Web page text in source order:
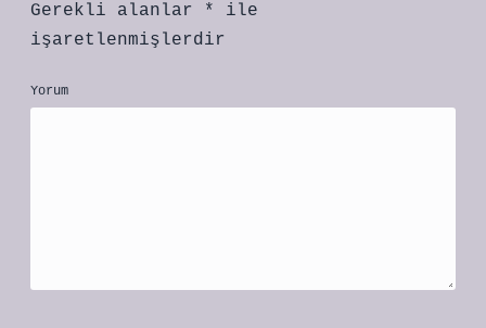
Gerekli alanlar
*
ile
işaretlenmişlerdir
Yorum